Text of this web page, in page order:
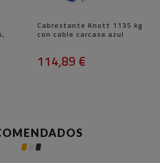
Cabrestante Knott 1135 kg
con cable carcasa azul
114,89 €